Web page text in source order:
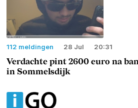
112 meldingen 28 Jul 20:31
Verdachte pint 2600 euro na
in Sommelsdijk